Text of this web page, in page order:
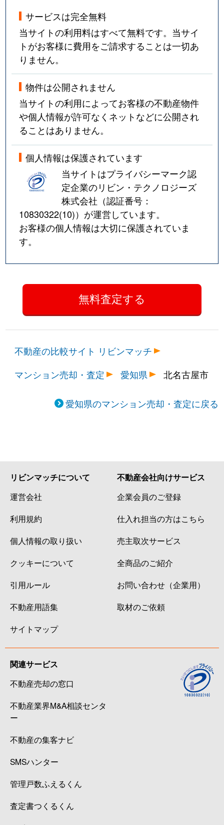
サービスは完全無料
当サイトの利用料はすべて無料です。当サイ
トがお客様に費用をご請求することは一切あ
りません。
物件は公開されません
当サイトの利用によってお客様の不動産物件
や個人情報が許可なくネットなどに公開され
ることはありません。
個人情報は保護されています
当サイトはプライバシーマーク認
定企業のリビン・テクノロジーズ
株式会社（認証番号：
10830322(10)）が運営しています。
お客様の個人情報は大切に保護されていま
す。
不動産の比較サイト リビンマッチ
マンション売却・査定
愛知県 北名古屋市
愛知県のマンション売却・査定に戻る
リビンマッチについて
運営会社
利用規約
個人情報の取り扱い
クッキーについて
引用ルール
不動産用語集
サイトマップ
不動産会社向けサービス
企業会員のご登録
仕入れ担当の方はこちら
売主取次サービス
全商品のご紹介
お問い合わせ（企業用）
取材のご依頼
関連サービス
不動産売却の窓口
不動産業界M&A相談センタ
ー
不動産の集客ナビ
SMSハンター
管理戸数ふえるくん
査定書つくるくん